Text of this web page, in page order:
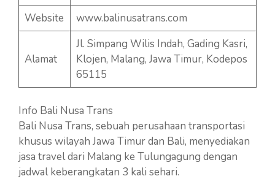
Website www.balinusatrans.com
Alamat
Jl. Simpang Wilis Indah, Gading Kasri,
Klojen, Malang, Jawa Timur, Kodepos
65115
Info Bali Nusa Trans
Bali Nusa Trans, sebuah perusahaan transportasi
khusus wilayah Jawa Timur dan Bali, menyediakan
jasa travel dari Malang ke Tulungagung dengan
jadwal keberangkatan 3 kali sehari.